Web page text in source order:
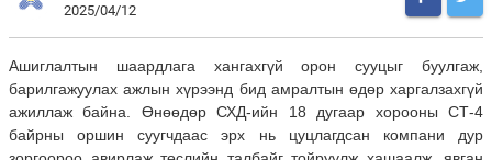
2025/04/12
Ашиглалтын шаардлага хангахгүй орон сууцыг буулгаж,
барилгажуулах ажлын хүрээнд бид амралтын өдөр харгалзахгүй
ажиллаж байна. Өнөөдөр СХД-ийн 18 дугаар хорооны СТ-4
байрны оршин суугчдаас эрх нь цуцлагдсан компани дур